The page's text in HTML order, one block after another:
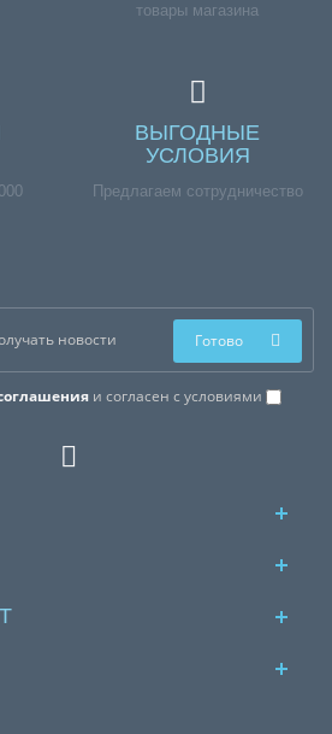
товары магазина
ВЫГОДНЫЕ
УСЛОВИЯ
Предлагаем сотрудничество
и согласен с условиями
Готово